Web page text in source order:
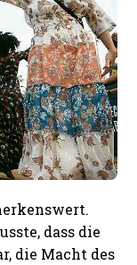
dass die
die Macht des